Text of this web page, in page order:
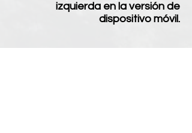
izquierda en la versión de
dispositivo móvil.